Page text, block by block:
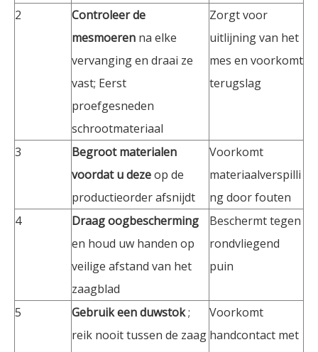
2
Controleer de
mesmoeren na elke
vervanging en draai ze
vast; Eerst
proefgesneden
schrootmateriaal
Zorgt voor
uitlijning van het
mes en voorkomt
terugslag
3
Begroot materialen
voordat u dezeop de
productieorder afsnijdt
Voorkomt
materiaalverspilli
ng door fouten
4
Draag oogbescherming
en houd uw handen op
veilige afstand van het
zaagblad
Beschermt tegen
rondvliegend
puin
5 Gebruik een duwstok;
reik nooit tussen de zaag
Voorkomt
handcontact met